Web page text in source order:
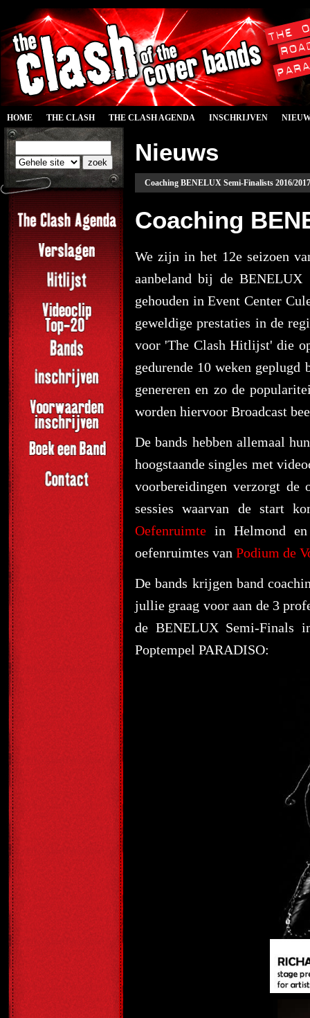
HOME THE CLASH THE CLASH AGENDA INSCHRIJVEN
Nieuws
Coaching BENELUX Semi-Finalists 2016/2017
Coaching
We zijn in het 12e seizoen
aanbeland bij de
gehouden in Event Center
geweldige prestaties in de
voor 'The Clash Hitlijst' die
gedurende 10 weken
genereren en zo de
worden hiervoor Broadcast
De bands hebben allemaal
hoogstaande singles met
voorbereidingen verzorgt de
sessies waarvan de start
Oefenruimte in Helmond
oefenruimtes van Podium de
De bands krijgen band
jullie graag voor aan de 3
de BENELUX Semi-Finals
Poptempel PARADISO: